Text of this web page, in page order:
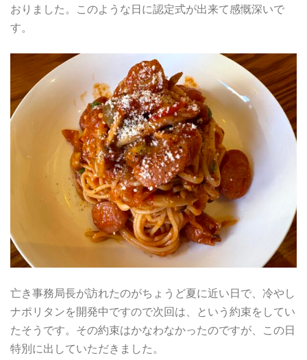
おりました。このような日に認定式が出来て感慨深いで
す。
亡き事務局長が訪れたのがちょうど夏に近い日で、冷やし
ナポリタンを開発中ですので次回は、という約束をしてい
たそうです。その約束はかなわなかったのですが、この日
特別に出していただきました。